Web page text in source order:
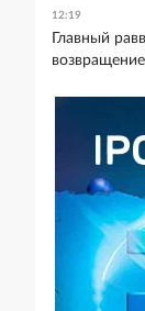
12:19
Главный